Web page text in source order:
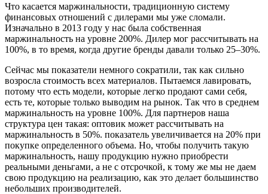
Что касается маржинальности, традиционную систему
финансовых отношений с дилерами мы уже сломали.
Изначально в 2013 году у нас была собственная
маржинальность на уровне 200%. Дилер мог рассчитывать на
100%, в то время, когда другие бренды давали только 25–30%.
Сейчас мы показатели немного сократили, так как сильно
возросла стоимость всех материалов. Пытаемся лавировать,
потому что есть модели, которые легко продают сами себя,
есть те, которые только выводим на рынок. Так что в среднем
маржинальность на уровне 100%. Для партнеров наша
структура цен такая: оптовик может рассчитывать на
маржинальность в 50%. показатель увеличивается на 20% при
покупке определенного объема. Но, чтобы получить такую
маржинальность, нашу продукцию нужно приобрести
реальными деньгами, а не с отсрочкой, к тому же мы не даем
свою продукцию на реализацию, как это делает большинство
небольших производителей.